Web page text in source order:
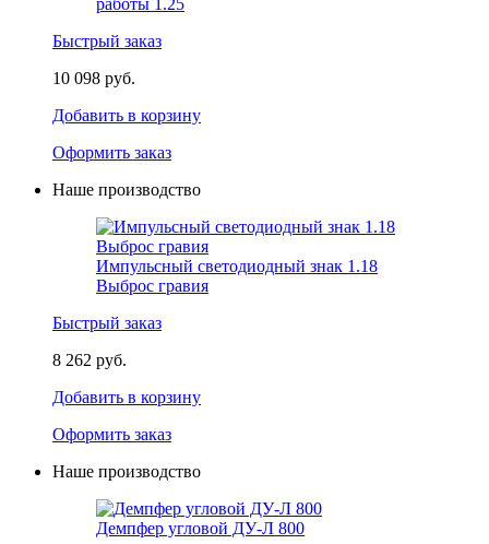
работы 1.25
Быстрый заказ
10 098 руб.
Добавить в корзину
Оформить заказ
Наше производство
Импульсный светодиодный знак 1.18
Выброс гравия
Быстрый заказ
8 262 руб.
Добавить в корзину
Оформить заказ
Наше производство
Демпфер угловой ДУ-Л 800